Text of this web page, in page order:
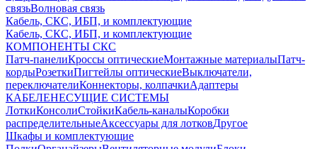
связьВолновая связь
Кабель, СКС, ИБП, и комплектующие
Кабель, СКС, ИБП, и комплектующие
КОМПОНЕНТЫ СКС
Патч-панелиКроссы оптическиеМонтажные материалыПатч-
кордыРозеткиПигтейлы оптическиеВыключатели,
переключателиКоннекторы, колпачкиАдаптеры
КАБЕЛЕНЕСУЩИЕ СИСТЕМЫ
ЛоткиКонсолиСтойкиКабель-каналыКоробки
распределительныеАксессуары для лотковДругое
Шкафы и комплектующие